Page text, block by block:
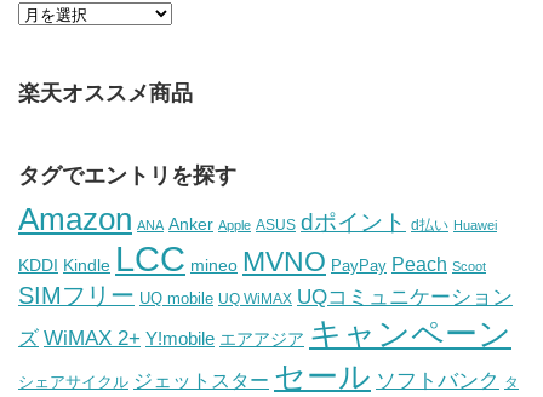
楽天オススメ商品
タグでエントリを探す
Amazon ANA Anker Apple ASUS dポイント d払い Huawei
KDDI Kindle LCC mineo MVNO PayPay Peach Scoot
SIMフリー UQ mobile UQ WiMAX UQコミュニケーション
ズ WiMAX 2+ Y!mobile エアアジア キャンペーン
シェアサイクル ジェットスター セール ソフトバンク タ